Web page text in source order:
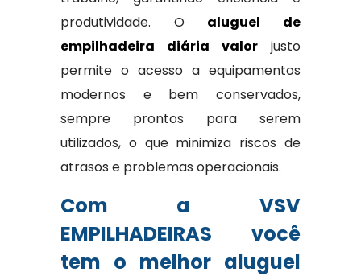
produtividade. O aluguel de
empilhadeira diária valor justo
permite o acesso a equipamentos
modernos e bem conservados,
sempre prontos para serem
utilizados, o que minimiza riscos de
atrasos e problemas operacionais.
Com a VSV
EMPILHADEIRAS você
tem o melhor aluguel